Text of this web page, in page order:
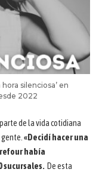
silenciosa’ en
2022
de la vida cotidiana
gente.«Decidí hacer una
había
sucursales. De esta